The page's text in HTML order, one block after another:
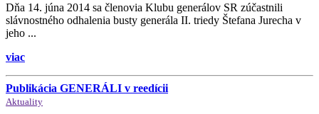
Dňa 14. júna 2014 sa členovia Klubu generálov SR zúčastnili
slávnostného odhalenia busty generála II. triedy Štefana Jurecha v
jeho ...
viac
Publikácia GENERÁLI v reedícii
Aktuality